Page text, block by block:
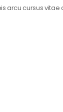
arcu cursus vitae